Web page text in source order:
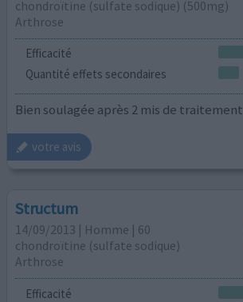
chondroïtine (sulfate sodique) (500mg)
Arthrose
Efficacité
Quantité effets secondaires
Bien soulagée après 2 mis de traitement
votre avis
Structum
14/09/2013 | Homme | 60
chondroïtine (sulfate sodique)
Arthrose
Efficacité